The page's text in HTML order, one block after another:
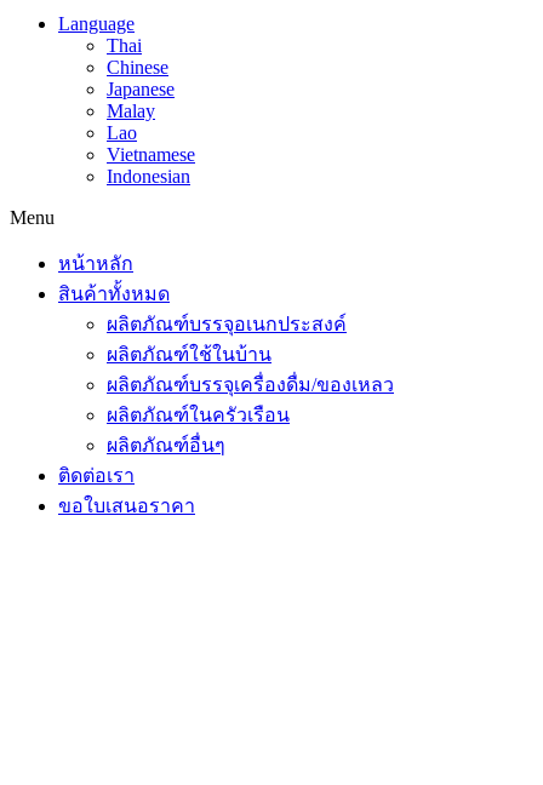
Language
Thai
Chinese
Japanese
Malay
Lao
Vietnamese
Indonesian
Menu
หน้าหลัก
สินค้าทั้งหมด
ผลิตภัณฑ์บรรจุอเนกประสงค์
ผลิตภัณฑ์ใช้ในบ้าน
ผลิตภัณฑ์บรรจุเครื่องดื่ม/ของเหลว
ผลิตภัณฑ์ในครัวเรือน
ผลิตภัณฑ์อื่นๆ
ติดต่อเรา
ขอใบเสนอราคา